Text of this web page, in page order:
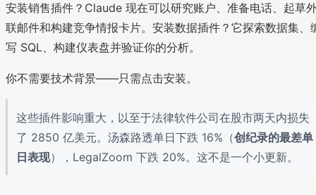
安装销售插件？Claude 现在可以研究账户、准备电话、起草
联邮件和构建竞争情报卡片。安装数据插件？它探索数据集、
写 SQL、构建仪表盘并验证你的分析。
你不需要技术背景——只需点击安装。
这些插件影响重大，以至于法律软件公司在股市两天内损失
了 2850 亿美元。汤森路透单日下跌 16%（创纪录的最差单
日表现），LegalZoom 下跌 20%。这不是一个小更新。